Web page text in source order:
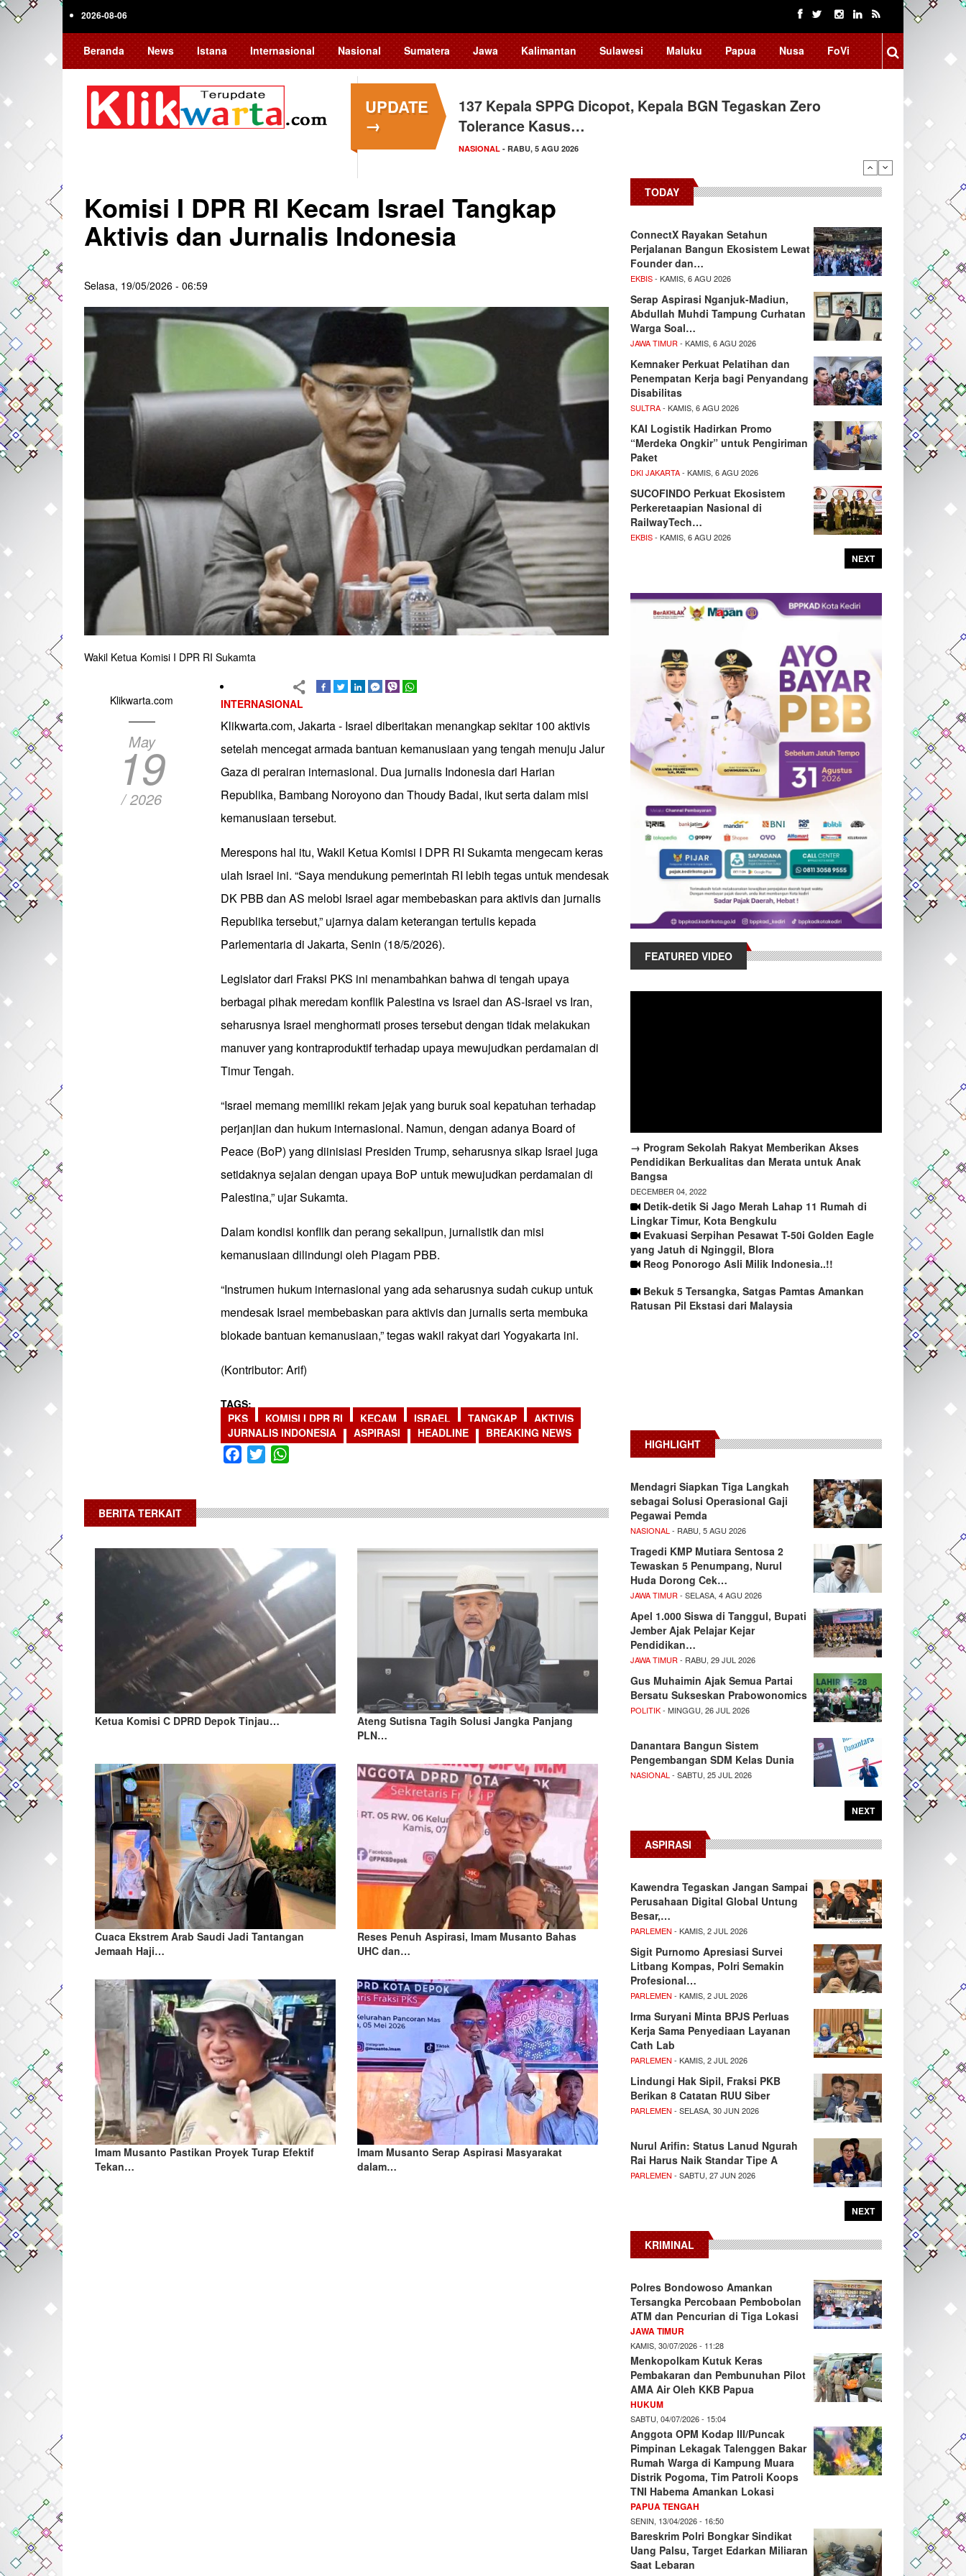
Skip
2026-08-06
Beranda News Istana Internasional Nasional Sumatera Jawa Kalimantan Sulawesi Maluku Papua Nusa FoVi
UPDATE
→
137 Kepala SPPG Dicopot, Kepala BGN Tegaskan Zero
Tolerance Kasus…
NASIONAL - RABU, 5 AGU 2026
Komisi I DPR RI Kecam Israel Tangkap
Aktivis dan Jurnalis Indonesia
Selasa, 19/05/2026 - 06:59
Wakil Ketua Komisi I DPR RI Sukamta
Klikwarta.com
May
19
/ 2026
INTERNASIONAL
Klikwarta.com, Jakarta - Israel diberitakan menangkap sekitar 100 aktivis
setelah mencegat armada bantuan kemanusiaan yang tengah menuju Jalur
Gaza di perairan internasional. Dua jurnalis Indonesia dari Harian
Republika, Bambang Noroyono dan Thoudy Badai, ikut serta dalam misi
kemanusiaan tersebut.
Merespons hal itu, Wakil Ketua Komisi I DPR RI Sukamta mengecam keras
ulah Israel ini. “Saya mendukung pemerintah RI lebih tegas untuk mendesak
DK PBB dan AS melobi Israel agar membebaskan para aktivis dan jurnalis
Republika tersebut,” ujarnya dalam keterangan tertulis kepada
Parlementaria di Jakarta, Senin (18/5/2026).
Legislator dari Fraksi PKS ini menambahkan bahwa di tengah upaya
berbagai pihak meredam konflik Palestina vs Israel dan AS-Israel vs Iran,
seharusnya Israel menghormati proses tersebut dengan tidak melakukan
manuver yang kontraproduktif terhadap upaya mewujudkan perdamaian di
Timur Tengah.
“Israel memang memiliki rekam jejak yang buruk soal kepatuhan terhadap
perjanjian dan hukum internasional. Namun, dengan adanya Board of
Peace (BoP) yang diinisiasi Presiden Trump, seharusnya sikap Israel juga
setidaknya sejalan dengan upaya BoP untuk mewujudkan perdamaian di
Palestina,” ujar Sukamta.
Dalam kondisi konflik dan perang sekalipun, jurnalistik dan misi
kemanusiaan dilindungi oleh Piagam PBB.
“Instrumen hukum internasional yang ada seharusnya sudah cukup untuk
mendesak Israel membebaskan para aktivis dan jurnalis serta membuka
blokade bantuan kemanusiaan,” tegas wakil rakyat dari Yogyakarta ini.
(Kontributor: Arif)
TAGS
PKS
KOMISI I DPR RI KECAM ISRAEL TANGKAP
AKTIVIS
JURNALIS INDONESIA
ASPIRASI HEADLINE BREAKING NEWS
Facebook
Twitter
BERITA TERKAIT
Ketua Komisi C DPRD Depok Tinjau…
Ateng Sutisna Tagih Solusi Jangka Panjang
PLN…
Cuaca Ekstrem Arab Saudi Jadi Tantangan
Jemaah Haji…
Reses Penuh Aspirasi, Imam Musanto Bahas
UHC dan…
Imam Musanto Pastikan Proyek Turap Efektif
Tekan…
Imam Musanto Serap Aspirasi Masyarakat
dalam…
TODAY
ConnectX Rayakan Setahun
Perjalanan Bangun Ekosistem Lewat
Founder dan…
EKBIS- KAMIS, 6 AGU 2026
Serap Aspirasi Nganjuk-Madiun,
Abdullah Muhdi Tampung Curhatan
Warga Soal…
JAWA TIMUR - KAMIS, 6 AGU 2026
Kemnaker Perkuat Pelatihan dan
Penempatan Kerja bagi Penyandang
Disabilitas
SULTRA- KAMIS, 6 AGU 2026
KAI Logistik Hadirkan Promo
“Merdeka Ongkir” untuk Pengiriman
Paket
DKI JAKARTA- KAMIS, 6 AGU 2026
SUCOFINDO Perkuat Ekosistem
Perkeretaapian Nasional di
RailwayTech…
EKBIS- KAMIS, 6 AGU 2026
NEXT
FEATURED VIDEO
→ Program Sekolah Rakyat Memberikan Akses
Pendidikan Berkualitas dan Merata untuk Anak
Bangsa
DECEMBER 04, 2022
Detik-detik Si Jago Merah Lahap 11 Rumah di
Lingkar Timur, Kota Bengkulu
Evakuasi Serpihan Pesawat T-50i Golden Eagle
yang Jatuh di Nginggil, Blora
Reog Ponorogo Asli Milik Indonesia..!!
Bekuk 5 Tersangka, Satgas Pamtas Amankan
Ratusan Pil Ekstasi dari Malaysia
HIGHLIGHT
Mendagri Siapkan Tiga Langkah
sebagai Solusi Operasional Gaji
Pegawai Pemda
NASIONAL - RABU, 5 AGU 2026
Tragedi KMP Mutiara Sentosa 2
Tewaskan 5 Penumpang, Nurul
Huda Dorong Cek…
JAWA TIMUR - SELASA, 4 AGU 2026
Apel 1.000 Siswa di Tanggul, Bupati
Jember Ajak Pelajar Kejar
Pendidikan…
JAWA TIMUR - RABU, 29 JUL 2026
Gus Muhaimin Ajak Semua Partai
Bersatu Sukseskan Prabowonomics
POLITIK- MINGGU, 26 JUL 2026
Danantara Bangun Sistem
Pengembangan SDM Kelas Dunia
NASIONAL - SABTU, 25 JUL 2026
NEXT
ASPIRASI
Kawendra Tegaskan Jangan Sampai
Perusahaan Digital Global Untung
Besar,…
PARLEMEN - KAMIS, 2 JUL 2026
Sigit Purnomo Apresiasi Survei
Litbang Kompas, Polri Semakin
Profesional…
PARLEMEN - KAMIS, 2 JUL 2026
Irma Suryani Minta BPJS Perluas
Kerja Sama Penyediaan Layanan
Cath Lab
PARLEMEN - KAMIS, 2 JUL 2026
Lindungi Hak Sipil, Fraksi PKB
Berikan 8 Catatan RUU Siber
PARLEMEN - SELASA, 30 JUN 2026
Nurul Arifin: Status Lanud Ngurah
Rai Harus Naik Standar Tipe A
PARLEMEN - SABTU, 27 JUN 2026
NEXT
KRIMINAL
Polres Bondowoso Amankan
Tersangka Percobaan Pembobolan
ATM dan Pencurian di Tiga Lokasi
JAWA TIMUR
KAMIS, 30/07/2026 - 11:28
Menkopolkam Kutuk Keras
Pembakaran dan Pembunuhan Pilot
AMA Air Oleh KKB Papua
HUKUM
SABTU, 04/07/2026 - 15:04
Anggota OPM Kodap III/Puncak
Pimpinan Lekagak Talenggen Bakar
Rumah Warga di Kampung Muara
Distrik Pogoma, Tim Patroli Koops
TNI Habema Amankan Lokasi
PAPUA TENGAH
SENIN, 13/04/2026 - 16:50
Bareskrim Polri Bongkar Sindikat
Uang Palsu, Target Edarkan Miliaran
Saat Lebaran